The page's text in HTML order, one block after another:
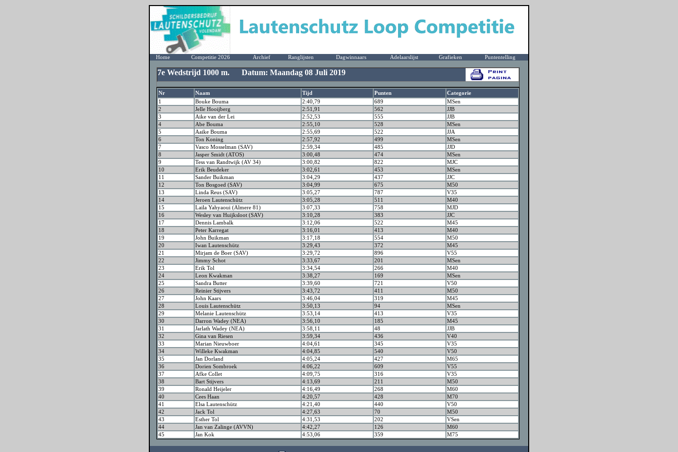
Home Competitie 2026 Archief Ranglijsten Dagwinnaars Adelaarslijst Grafieken Puntentelling
7e Wedstrijd 1000 m. Datum: Maandag 08 Juli 2019
Nr Naam Tijd Punten
Categorie
1
Bouke Bouma 2:40,79 689
MSen
2
Jelle Hooijberg 2:51,91 562
JJB
3
Aike van der Lei 2:52,53 555
JJB
4
Abe Bouma 2:55,10 528
MSen
5
Aaike Bouma 2:55,69 522
JJA
6
Ton Koning 2:57,92 499
MSen
7
Vasco Mosselman (SAV) 2:59,34 485
JJD
8
Jasper Smidt (ATOS) 3:00,48 474
MSen
9
Tess van Randtwijk (AV 34) 3:00,82 822
MJC
10
Erik Beudeker 3:02,61 453
MSen
11
Sander Buikman 3:04,29 437
JJC
12
Ton Bosgoed (SAV) 3:04,99 675
M50
13
Linda Reus (SAV) 3:05,27 787
V35
14
Jeroen Lautenschütz 3:05,28 511
M40
15
Laila Yahyaoui (Almere 81) 3:07,33 758
MJD
16
Wesley van Huijksloot (SAV) 3:10,28 383
JJC
17
Dennis Lambalk 3:12,06 522
M45
18
Peter Karregat 3:16,01 413
M40
19
John Buikman 3:17,18 554
M50
20
Iwan Lautenschütz 3:29,43 372
M45
21
Mirjam de Boer (SAV) 3:29,72 896
V55
22
Jimmy Schot 3:33,67 201
MSen
23
Erik Tol 3:34,54 266
M40
24
Leon Kwakman 3:38,27 169
MSen
25
Sandra Butter 3:39,60 721
V50
26
Reinier Stijvers 3:43,72 411
M50
27
John Kaars 3:46,04 319
M45
28
Louis Lautenschütz 3:50,13 94
MSen
29
Melanie Lautenschütz 3:53,14 413
V35
30
Darron Wadey (NEA) 3:56,10 185
M45
31
Jarlath Wadey (NEA) 3:58,11 48
JJB
32
Gina van Riesen 3:59,34 436
V40
33
Marian Nieuwboer 4:04,61 345
V35
34
Willeke Kwakman 4:04,85 540
V50
35
Jan Dorland 4:05,24 427
M65
36
Dorien Sombroek 4:06,22 609
V55
37
Afke Collet 4:09,75 316
V35
38
Bart Stijvers 4:13,69 211
M50
39
Ronald Heijeler 4:16,49 268
M60
40
Cees Haan 4:20,57 428
M70
41
Elsa Lautenschütz 4:21,40 440
V50
42
Jack Tol 4:27,63 70
M50
43
Esther Tol 4:31,53 202
VSen
44
Jan van Zalinge (AVVN) 4:42,27 126
M60
45
Jan Kok 4:53,06 359 M75